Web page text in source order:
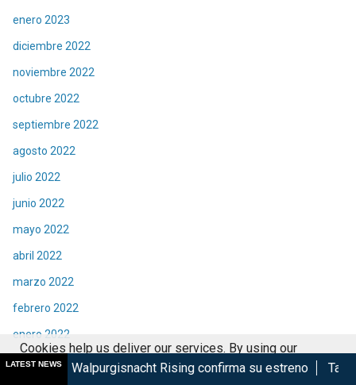
enero 2023
diciembre 2022
noviembre 2022
octubre 2022
septiembre 2022
agosto 2022
julio 2022
junio 2022
mayo 2022
abril 2022
marzo 2022
febrero 2022
enero 2022
diciembre 2021
LATEST NEWS Rising confirma su estreno Taquilla de Spider-
Cookies help us deliver our services. By using our
services, you agree to our use of cookies.
Got it